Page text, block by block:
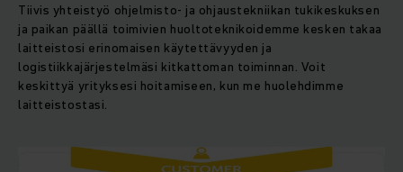
Tiivis yhteistyö ohjelmisto- ja ohjaustekniikan tukikeskuksen
ja paikan päällä toimivien huoltoteknikoidemme kesken takaa
laitteistosi erinomaisen käytettävyyden ja
logistiikkajärjestelmäsi kitkattoman toiminnan. Voit
keskittyä yrityksesi hoitamiseen, kun me huolehdimme
laitteistostasi.